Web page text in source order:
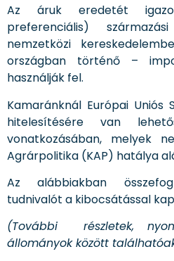
Az áruk eredetét
preferenciális)
nemzetközi
országban történő –
használják fel.
Kamaránknál Európai Uniós
hitelesítésére van
vonatkozásában, melyek
Agrárpolitika (KAP) hatálya
Az alábbiakban
tudnivalót a kibocsátással
(További részletek,
állományok között